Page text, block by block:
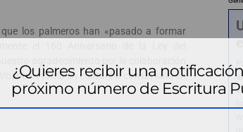
los palmeros han «pasado a formar
el 160 Aniversario de la Ley del
agradecimiento por la colaboración
también contaréis con un sitio en
¿Quieres recibir una
próximo número de Escritura